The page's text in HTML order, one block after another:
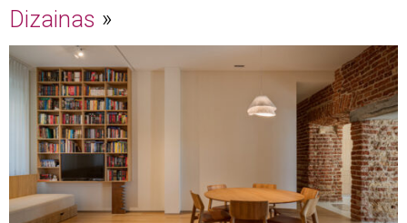
Dizainas